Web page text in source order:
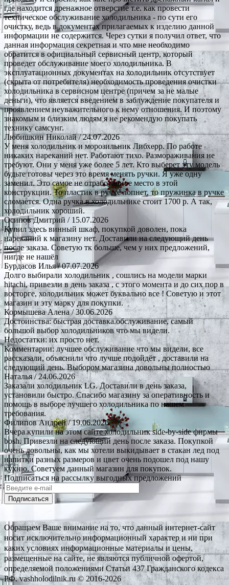
где находится дренажное отверстие т.е. как провести
техническое обслуживание холодильника - по сути его
очистку, ведь в документах прилагаемых к изделию данной
информации не содержится. Через сутки я получил ответ, что
данная информация секретная и что мне необходимо
обратится в официальный сервисный центр, который
проведет обслуживание моего холодильника. В
эксплуатационных документах на холодильник отсутствует
(скрыта от потребителя) необходимость проведения очистки
холодильника в сервисном центре (причем за не малые
деньги), что является введением в заблуждение покупателя и
проявлением неуважительного к нему отношения. И поэтому
знакомым и близким людям я не рекомендую покупать
технику самсунг.
Любишкин Николай/ 24.07.2026
У меня холодильник и морозильник Либхерр. По работе
никаких нареканий нет. Работают тихо. Размораживания не
требуют. Они у меня уже более 5 лет. Кто выберет эту модель
будьте готовы через это время менять ручки. Я уже одну
заменил. Это самое не отработанное место в этой
конструкции. То пластик в ручке лопнет, то пружинка в ручке
сломается. Одна ручка в холодильнике стоит 1700 р. А так,
холодильник хороший.
Осипов Дмитрий / 15.07.2026
Купил здесь винный шкаф, покупкой доволен, пока
нареканий к магазину нет. Доставили на следующий день
после заказа. Советую тк больше, чем у них предложений,
нигде не нашёл
Бурдасов Илья/ 07.07.2026
Долго выбирали холодильник , сошлись на модели марки
hitachi, привезли в день заказа , с этого момента и до сих пор в
восторге, холодильник может буквально все ! Советую и этот
магазин и эту марку для покупки.
Кормышева Алена/ 30.06.2026
Достоинства: быстрая доставка.обслуживание, самый
большой выбор холодильников что мы видели.
Недостатки: их просто нет.
Комментарии: лучшее обслуживание что мы видели, все
рассказали, объяснили что лучше подойдёт , доставили на
следующий день. Выбором магазина довольны полностью
Наталья/ 24.06.2026
Заказали холодильник LG. Доставили в день заказа,
установили быстро. Спасибо магазину за оперативность и
помощь в выборе лучшего холодильника по нашем
требования.
Филипов Андрей/ 19.06.2026
Вчера купили на этом сайте холодильник side-by-side фирмы
bosh. Привезли на следующий день после заказа. Покупкой
очень довольны, как мы хотели выкидывает в стакан лед под
напитки разных размеров и цвет очень подошел под нашу
кухню. Советуем данный магазин для покупок.
Подписаться на рассылку выгодных предложений
Подписаться
Обращаем Ваше внимание на то, что данный интернет-сайт
носит исключительно информационный характер и ни при
каких условиях информационные материалы и цены,
размещенные на сайте, не являются публичной офертой,
определяемой положениями Статьи 437 Гражданского кодекса
РФ. vashholodilnik.ru © 2016-2026